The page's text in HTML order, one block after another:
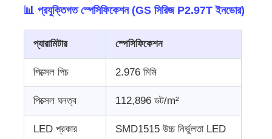
📊 প্রযুক্তিগত স্পেসিফিকেশন (GS সিরিজ P2.97T ইনডোর)
প্যারামিটার স্পেসিফিকেশন
পিক্সেল পিচ 2.976 মিমি
পিক্সেল ঘনত্ব 112,896 ডট/m²
LED প্রকার SMD1515 উচ্চ নির্ভুলতা LED